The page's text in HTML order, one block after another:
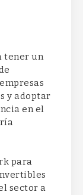
tener un
y adoptar
en el
para
sector a